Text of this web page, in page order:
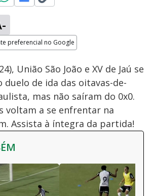
preferencial no Google
União São João e XV de Jaú se
de ida das oitavas-de-
mas não saíram do 0x0.
voltam a se enfrentar na
Assista à íntegra da partida!